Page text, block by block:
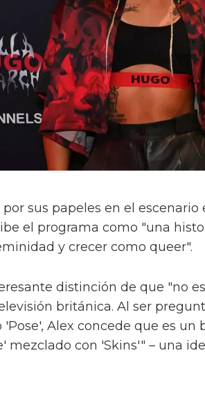
sus papeles en el
el programa como "una
y crecer como queer".
distinción de que "no
británica. Al ser
Alex concede que es un
mezclado con 'Skins'" – una